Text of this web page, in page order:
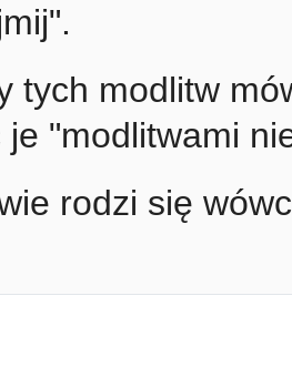
tych modlitw
je "modlitwami
rodzi się